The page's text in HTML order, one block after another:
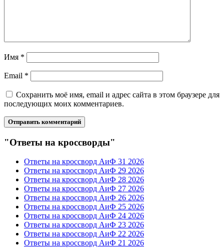
Имя *
Email *
Сохранить моё имя, email и адрес сайта в этом браузере для
последующих моих комментариев.
"Ответы на кроссворды"
Ответы на кроссворд АиФ 31 2026
Ответы на кроссворд АиФ 29 2026
Ответы на кроссворд АиФ 28 2026
Ответы на кроссворд АиФ 27 2026
Ответы на кроссворд АиФ 26 2026
Ответы на кроссворд АиФ 25 2026
Ответы на кроссворд АиФ 24 2026
Ответы на кроссворд АиФ 23 2026
Ответы на кроссворд АиФ 22 2026
Ответы на кроссворд АиФ 21 2026